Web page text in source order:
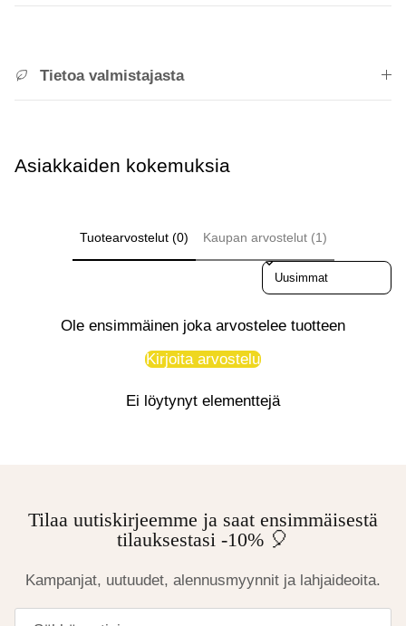
Tietoa valmistajasta
Asiakkaiden kokemuksia
Tuotearvostelut (0) Kaupan arvostelut (1)
Sort reviews by
Ole ensimmäinen joka arvostelee tuotteen
Kirjoita arvostelu
Ei löytynyt elementtejä
Tilaa uutiskirjeemme ja saat ensimmäisestä
tilauksestasi -10% 🎈
Kampanjat, uutuudet, alennusmyynnit ja lahjaideoita.